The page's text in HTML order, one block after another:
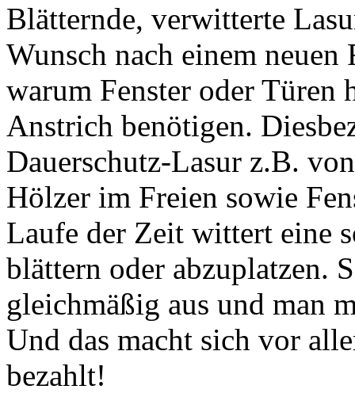
Blätternde, verwitterte
Wunsch nach einem
warum Fenster oder Türen
Anstrich benötigen.
Dauerschutz-Lasur z.B.
Hölzer im Freien sowie
Laufe der Zeit wittert eine
blättern oder abzuplatzen.
gleichmäßig aus und man
Und das macht sich vor
bezahlt!